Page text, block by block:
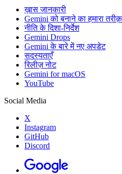
ख़ास जानकारी
Gemini को बनाने का हमारा
नीति के दिशा-निर्देश
Gemini Drops
Gemini के बारे में नए अपडेट
सदस्यताएँ
रिलीज़ नोट
Gemini for macOS
YouTube
Social Media
X
Instagram
GitHub
Discord